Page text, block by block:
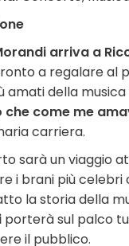
arriva a
a regalare al
amati della
come me
carriera.
sarà un viaggio
i brani più celebri
la storia della
porterà sul palco
il pubblico.